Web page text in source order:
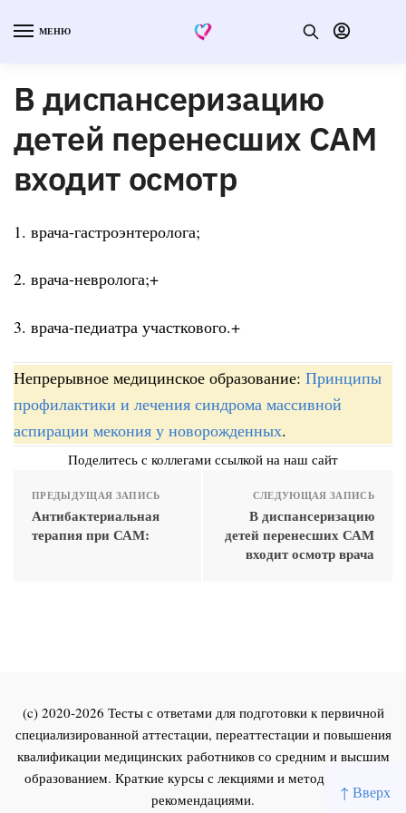
↑ Вверх
МЕНЮ
В диспансеризацию
детей перенесших САМ
входит осмотр
1. врача-гастроэнтеролога;
2. врача-невролога;+
3. врача-педиатра участкового.+
Непрерывное медицинское образование: Принципы
профилактики и лечения синдрома массивной
аспирации мекония у новорожденных.
Поделитесь с коллегами ссылкой на наш сайт
ПРЕДЫДУЩАЯ ЗАПИСЬ
Антибактериальная
терапия при САМ:
СЛЕДУЮЩАЯ ЗАПИСЬ
В диспансеризацию
детей перенесших САМ
входит осмотр врача
(c) 2020-2026 Тесты с ответами для подготовки к первичной
специализированной аттестации, переаттестации и повышения
квалификации медицинских работников со средним и высшим
образованием. Краткие курсы с лекциями и методическими
рекомендациями.